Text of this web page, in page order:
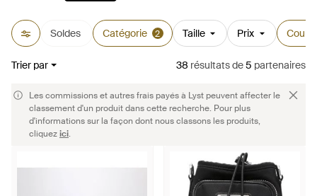
Soldes Catégorie 2 Taille Prix
Trier par 38 résultatsde5 partenaires
Les commissions et autres frais payés à Lyst peuvent affecter le
classement d'un produit dans cette recherche. Pour plus
d'informations sur la façon dont nous classons les produits,
cliquezici.